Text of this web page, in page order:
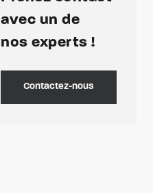
avec un de
nos experts !
Contactez-nous